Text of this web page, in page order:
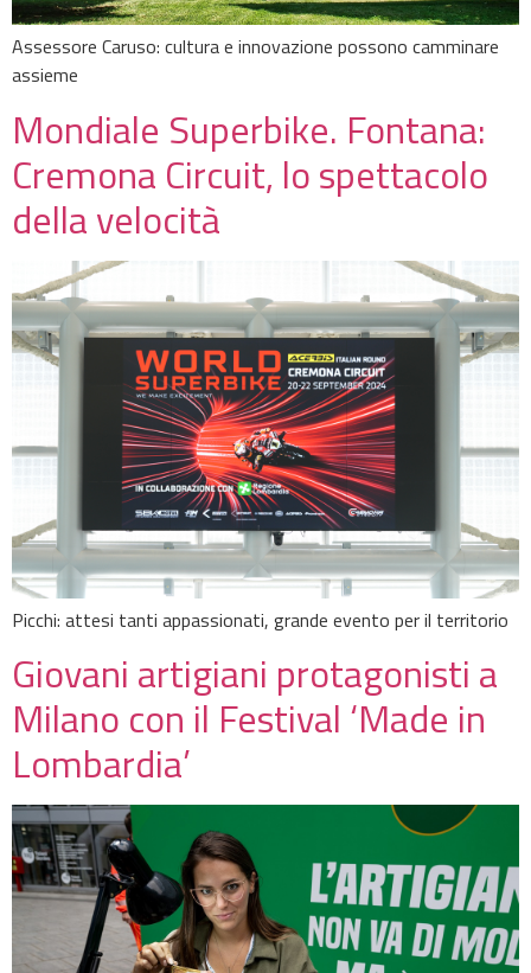
Assessore Caruso: cultura e innovazione possono camminare
assieme
Mondiale Superbike. Fontana:
Cremona Circuit, lo spettacolo
della velocità
Picchi: attesi tanti appassionati, grande evento per il territorio
Giovani artigiani protagonisti a
Milano con il Festival ‘Made in
Lombardia’